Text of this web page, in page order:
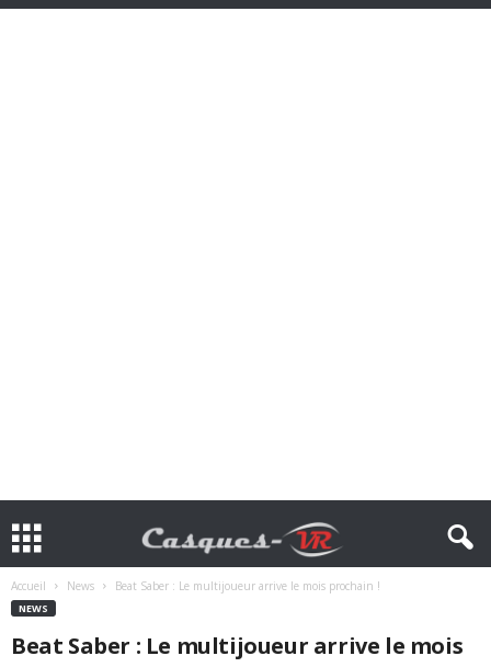
Accueil News Beat Saber : Le multijoueur arrive le mois prochain !
NEWS
Beat Saber : Le multijoueur arrive le mois